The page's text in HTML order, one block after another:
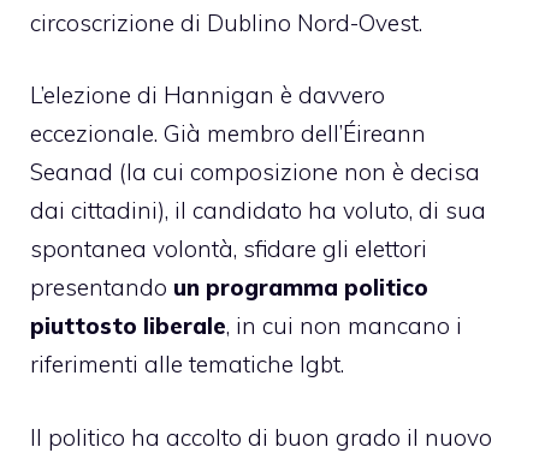
circoscrizione di Dublino Nord-Ovest.
L’elezione di Hannigan è davvero
eccezionale. Già membro dell’Éireann
Seanad (la cui composizione non è decisa
dai cittadini), il candidato ha voluto, di sua
spontanea volontà, sfidare gli elettori
presentando un programma politico
piuttosto liberale, in cui non mancano i
riferimenti alle tematiche lgbt.
Il politico ha accolto di buon grado il nuovo